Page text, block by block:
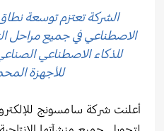
الشركة تعتزم توسعة
الاصطناعي في جميع مراحل
للذكاء الاصطناعي
للأجهزة
أعلنت شركة سامسونج